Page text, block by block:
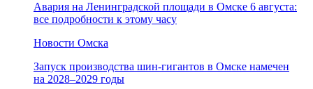
Авария на Ленинградской площади в Омске 6 августа:
все подробности к этому часу
Новости Омска
Запуск производства шин-гигантов в Омске намечен
на 2028–2029 годы